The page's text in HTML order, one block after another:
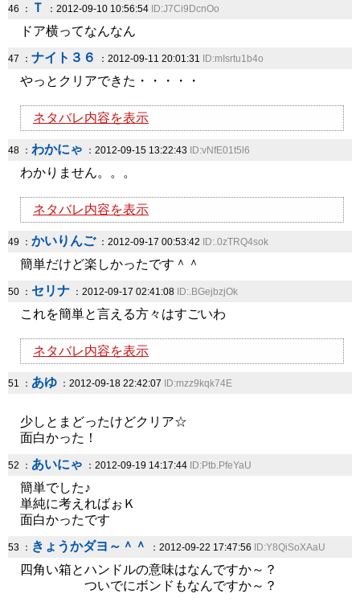
46 ： Ｔ ：2012-09-10 10:56:54 ID:J7Ci9DcnOo
ドア横ってなんなん
47 ： ナイト３６ ：2012-09-11 20:01:31 ID:mIsrtu1b4o
やっとクリアできた・・・・・
ネタバレ内容を表示
48 ： わかにゃ ：2012-09-15 13:22:43 ID:vNfE01t5l6
わかりません。。。
ネタバレ内容を表示
49 ： かいりんご：2012-09-17 00:53:42 ID:.0zTRQ4sok
簡単だけど楽しかったです＾＾
50 ： セリナ ：2012-09-17 02:41:08 ID:.BGejbzjOk
これを簡単と言える方々はすごいわ
ネタバレ内容を表示
51 ： あゆ ：2012-09-18 22:42:07 ID:mzz9kqk74E
少しとまどったけどクリア☆
面白かった！
52 ： あいにゃ ：2012-09-19 14:17:44 ID:Ptb.PfeYaU
簡単でした♪
単純に考えればぉＫ
面白かったです
53 ： きょうかダヨ～＾＾ ：2012-09-22 17:47:56 ID:Y8QiSoXAaU
四角い箱とハンドルの意味はなんですか～？
ついでにボンドもなんですか～？